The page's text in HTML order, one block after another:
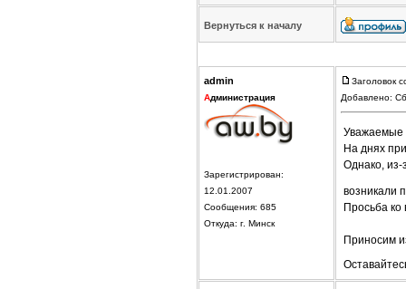
Вернуться к началу
admin
Администрация
Зарегистрирован:
12.01.2007
Сообщения: 685
Откуда: г. Минск
Заголовок
Добавлено:
Уважаемые
На днях
Однако, из-
возникали
Просьба ко
Приносим